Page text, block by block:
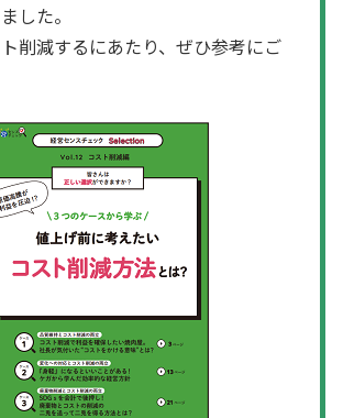
した。
削減するにあたり、ぜひ参考にご